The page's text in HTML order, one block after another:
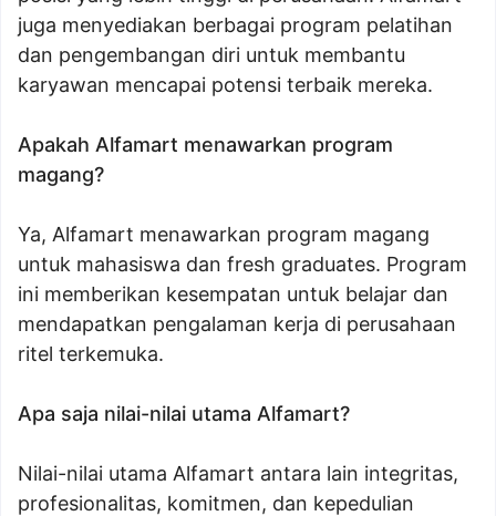
juga menyediakan berbagai program pelatihan
dan pengembangan diri untuk membantu
karyawan mencapai potensi terbaik mereka.
Apakah Alfamart menawarkan program
magang?
Ya, Alfamart menawarkan program magang
untuk mahasiswa dan fresh graduates. Program
ini memberikan kesempatan untuk belajar dan
mendapatkan pengalaman kerja di perusahaan
ritel terkemuka.
Apa saja nilai-nilai utama Alfamart?
Nilai-nilai utama Alfamart antara lain integritas,
profesionalitas, komitmen, dan kepedulian